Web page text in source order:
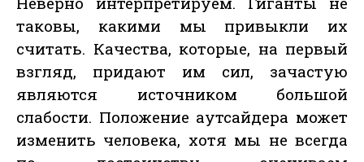
таковы, какими мы привыкли их
считать. Качества, которые, на первый
взгляд, придают им сил, зачастую
являются источником большой
слабости. Положение аутсайдера может
изменить человека, хотя мы не всегда